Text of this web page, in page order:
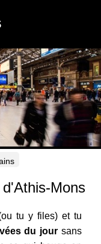
voiture
Mons
tu y files) et tu
du jour sans